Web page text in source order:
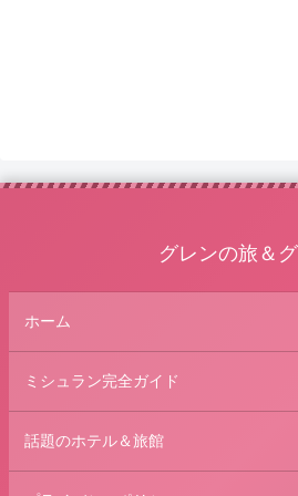
グレンの旅＆
ホーム
ミシュラン完全ガイド
話題のホテル＆旅館